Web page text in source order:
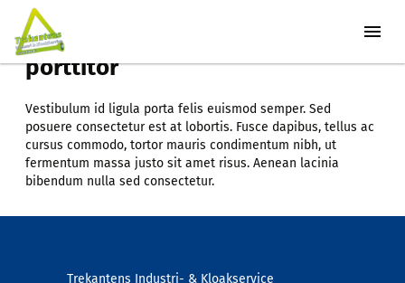
Curabitur blandit tempus
porttitor
Vestibulum id ligula porta felis euismod semper. Sed
posuere consectetur est at lobortis. Fusce dapibus, tellus ac
cursus commodo, tortor mauris condimentum nibh, ut
fermentum massa justo sit amet risus. Aenean lacinia
bibendum nulla sed consectetur.
Trekantens Industri- & Kloakservice